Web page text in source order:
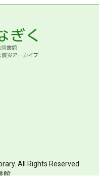
All Rights Reserved.